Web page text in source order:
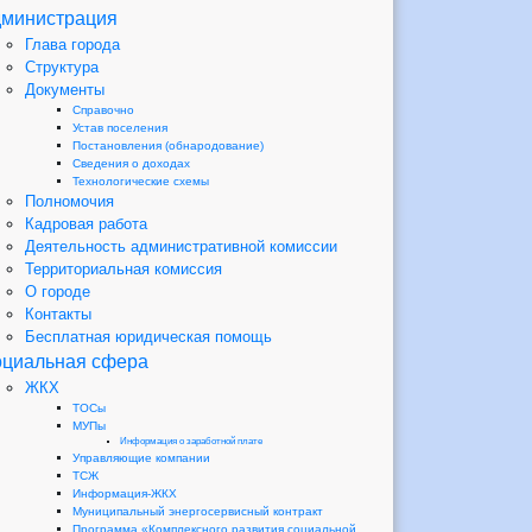
Глава города
Структура
Документы
Справочно
Устав поселения
Постановления (обнародование)
Сведения о доходах
Технологические схемы
Полномочия
Кадровая работа
Деятельность административной комиссии
Территориальная комиссия
О городе
Контакты
Бесплатная юридическая помощь
сфера
ЖКХ
ТОСы
МУПы
Информация о заработной плате
Управляющие компании
ТСЖ
Информация-ЖКХ
Муниципальный энергосервисный контракт
Программа «Комплексного развития социальной